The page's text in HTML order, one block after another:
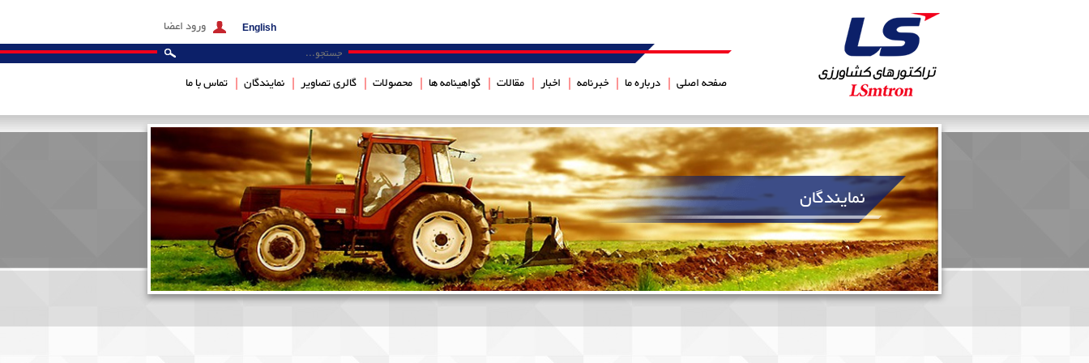
ورود اعضا English
صفحه اصلی درباره ما خبرنامه اخبار مقالات گواهینامه ها محصولات گالری تصاویر نمایندگان تماس با ما
نمایندگان